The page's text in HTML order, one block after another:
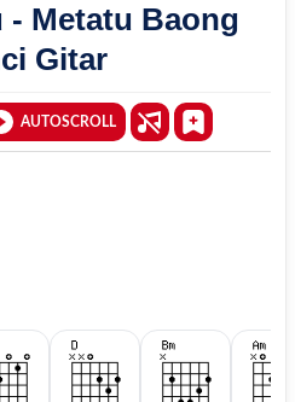
- Metatu Baong
Gitar
AUTOSCROLL